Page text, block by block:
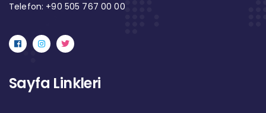
Telefon: +90 505 767 00 00
Sayfa Linkleri